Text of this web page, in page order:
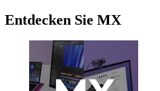
Entdecken Sie MX